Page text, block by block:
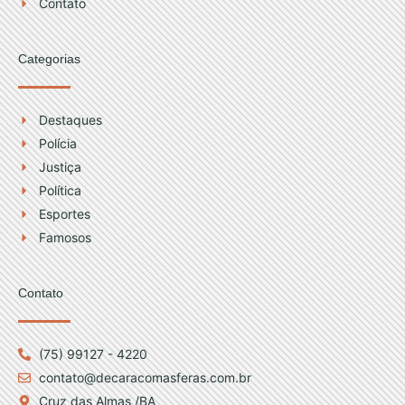
Contato
Categorias
Destaques
Polícia
Justiça
Política
Esportes
Famosos
Contato
(75) 99127 - 4220
contato@decaracomasferas.com.br
Cruz das Almas /BA